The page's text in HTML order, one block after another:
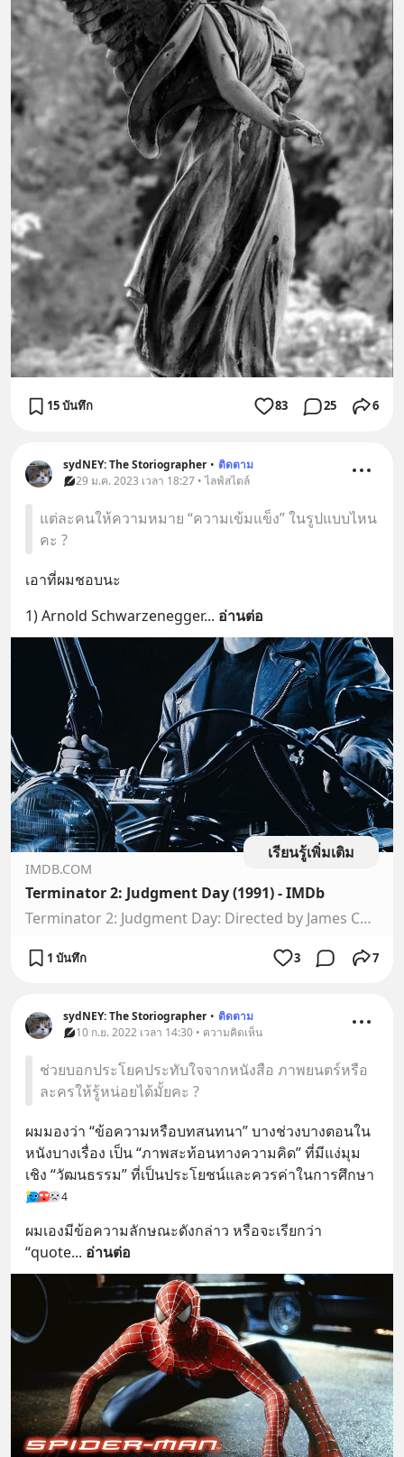
15 บันทึก 83 25 6
sydNEY: The Storiographer • ติดตาม
29 ม.ค. 2023 เวลา 18:27 • ไลฟ์สไตล์
แต่ละคนให้ความหมาย “ความเข้มแข็ง” ในรูปแบบไหน
คะ ?
เอาที่ผมชอบนะ
1) Arnold Schwarzenegger... อ่านต่อ
เรียนรู้เพิ่มเติม
IMDB.COM
Terminator 2: Judgment Day (1991) - IMDb
Terminator 2: Judgment Day: Directed by James Cameron. With Arnold Schwarzenegger, Linda Hamilton, Edward Furlong, Robert Patrick. A cyborg, identical to the one who failed to kill Sarah Connor, must now protect her 10-year old son John from an even more advanced and powerful cyborg.
1 บันทึก 3 7
sydNEY: The Storiographer • ติดตาม
10 ก.ย. 2022 เวลา 14:30 • ความคิดเห็น
ช่วยบอกประโยคประทับใจจากหนังสือ ภาพยนตร์หรือ
ละครให้รู้หน่อยได้มั้ยคะ ?
ผมมองว่า “ข้อความหรือบทสนทนา” บางช่วงบางตอนใน
หนังบางเรื่อง เป็น “ภาพสะท้อนทางความคิด” ที่มีแง่มุม
เชิง “วัฒนธรรม” ที่เป็นประโยชน์และควรค่าในการศึกษา
4
ผมเองมีข้อความลักษณะดังกล่าว หรือจะเรียกว่า
“quote... อ่านต่อ